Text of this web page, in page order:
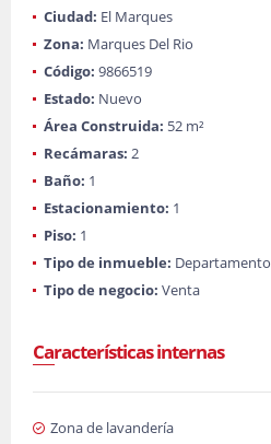
Ciudad: El Marques
Zona: Marques Del Rio
Código: 9866519
Estado: Nuevo
Área Construida: 52 m²
Recámaras: 2
Baño: 1
Estacionamiento: 1
Piso: 1
Tipo de inmueble: Departamento
Tipo de negocio: Venta
Características internas
Zona de lavandería